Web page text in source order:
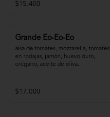
$15.400
Grande Eo-Eo-Eo
alsa de tomates, mozzarella, tomates
en rodajas, jamón, huevo duro,
orégano, aceite de oliva.
$17.000